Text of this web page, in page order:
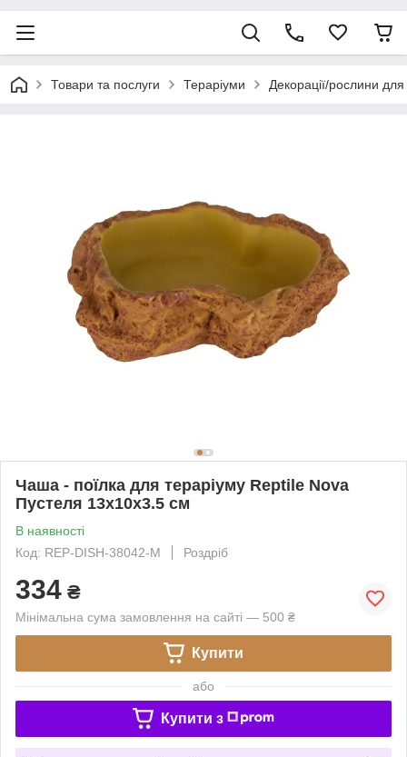
Товари та послуги Тераріуми Декорації/рослини
Чаша - поїлка для тераріуму Reptile Nova
Пустеля 13x10x3.5 см
В наявності
Код: REP-DISH-38042-M
Роздріб
334 ₴
Мінімальна сума замовлення на сайті — 500 ₴
Купити
або
Купити з